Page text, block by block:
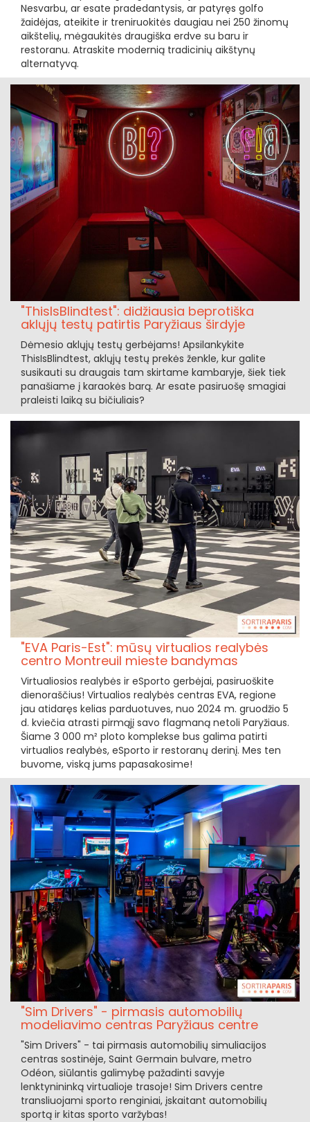
Nesvarbu, ar esate pradedantysis, ar patyręs golfo
žaidėjas, ateikite ir treniruokitės daugiau nei 250 žinomų
aikštelių, mėgaukitės draugiška erdve su baru ir
restoranu. Atraskite modernią tradicinių aikštynų
alternatyvą.
"ThisIsBlindtest": didžiausia beprotiška
aklųjų testų patirtis Paryžiaus širdyje
Dėmesio aklųjų testų gerbėjams! Apsilankykite
ThisIsBlindtest, aklųjų testų prekės ženkle, kur galite
susikauti su draugais tam skirtame kambaryje, šiek tiek
panašiame į karaokės barą. Ar esate pasiruošę smagiai
praleisti laiką su bičiuliais?
"EVA Paris-Est": mūsų virtualios realybės
centro Montreuil mieste bandymas
Virtualiosios realybės ir eSporto gerbėjai, pasiruoškite
dienoraščius! Virtualios realybės centras EVA, regione
jau atidaręs kelias parduotuves, nuo 2024 m. gruodžio 5
d. kviečia atrasti pirmąjį savo flagmaną netoli Paryžiaus.
Šiame 3 000 m² ploto komplekse bus galima patirti
virtualios realybės, eSporto ir restoranų derinį. Mes ten
buvome, viską jums papasakosime!
"Sim Drivers" - pirmasis automobilių
modeliavimo centras Paryžiaus centre
"Sim Drivers" - tai pirmasis automobilių simuliacijos
centras sostinėje, Saint Germain bulvare, metro
Odéon, siūlantis galimybę pažadinti savyje
lenktynininką virtualioje trasoje! Sim Drivers centre
transliuojami sporto renginiai, įskaitant automobilių
sportą ir kitas sporto varžybas!